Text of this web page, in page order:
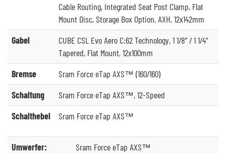
Cable Routing, Integrated Seat Post Clamp, Flat
Mount Disc, Storage Box Option, AXH, 12x142mm
Gabel
CUBE CSL Evo Aero C:62 Technology, 1 1/8" / 1 1/4"
Tapered, Flat Mount, 12x100mm
Bremse
Sram Force eTap AXS™ (160/160)
Schaltung
Sram Force eTap AXS™, 12-Speed
Schalthebel
Sram Force eTap AXS™
Umwerfer:
Sram Force eTap AXS™